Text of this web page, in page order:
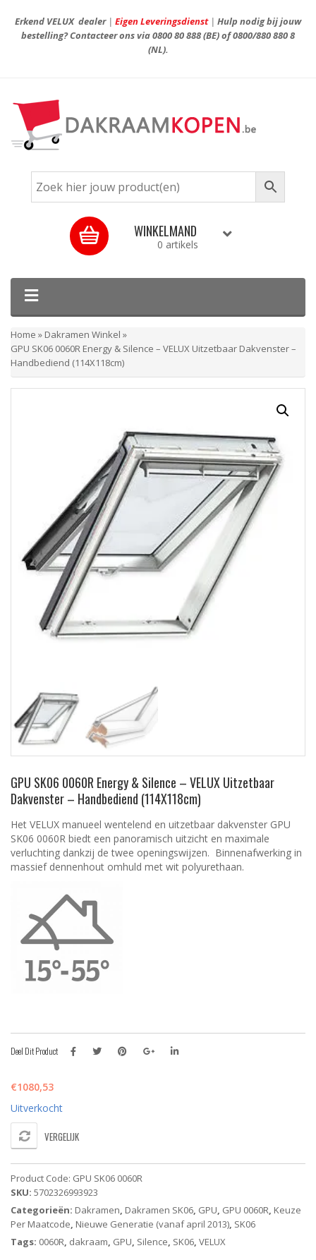
Erkend VELUX dealer| Eigen Leveringsdienst| Hulp nodig bij jouw
bestelling? Contacteer ons via0800 80 888(BE) of0800/880 880 8
(NL).
WINKELMAND
0 artikels
Home » Dakramen Winkel »
GPU SK06 0060R Energy & Silence – VELUX Uitzetbaar Dakvenster –
Handbediend (114X118cm)
GPU SK06 0060R Energy & Silence – VELUX Uitzetbaar
Dakvenster – Handbediend (114X118cm)
Het VELUX manueel wentelend en uitzetbaar dakvenster GPU
SK06 0060R biedt een panoramisch uitzicht en maximale
verluchting dankzij de twee openingswijzen. Binnenafwerking in
massief dennenhout omhuld met wit polyurethaan.
Deel Dit Product
€1080,53
Uitverkocht
VERGELIJK
Product Code: GPU SK06 0060R
SKU: 5702326993923
Categorieën: Dakramen, Dakramen SK06, GPU, GPU 0060R, Keuze
Per Maatcode, Nieuwe Generatie (vanaf april 2013), SK06
Tags: 0060R, dakraam, GPU, Silence, SK06, VELUX